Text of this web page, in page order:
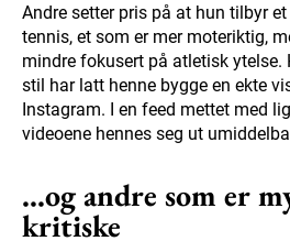
Andre setter pris på at hun tilbyr
tennis, et som er mer moteriktig,
mindre fokusert på atletisk
stil har latt henne bygge en ekte
Instagram. I en feed mettet med
videoene hennes seg ut
...og andre som er
kritiske